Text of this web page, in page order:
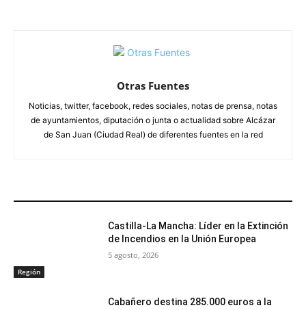
Otras Fuentes
Noticias, twitter, facebook, redes sociales, notas de prensa, notas
de ayuntamientos, diputación o junta o actualidad sobre Alcázar
de San Juan (Ciudad Real) de diferentes fuentes en la red
Región
Castilla-La Mancha: Líder en la Extinción
de Incendios en la Unión Europea
5 agosto, 2026
Cabañero destina 285.000 euros a la